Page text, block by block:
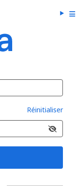
Réinitialiser